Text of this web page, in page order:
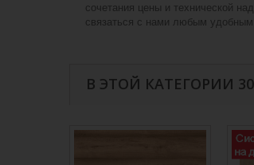
сочетания цены и технической
связаться с нами любым
В ЭТОЙ КАТЕГОРИИ